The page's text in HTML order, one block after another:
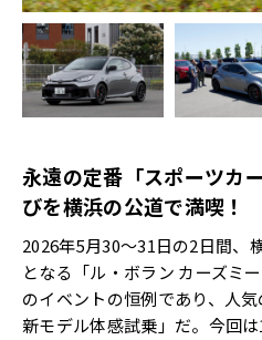
永遠の定番「スポーツカ
びを横浜の公道で満喫！
2026年5月30～31日の2日間、
となる「ル・ボラン カーズミ
のイベントの恒例であり、人
新モデル体感試乗」だ。今回